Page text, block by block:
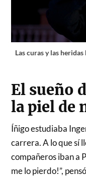
Las curas y las
El sueño
la piel de
Íñigo estudiaba
carrera. A lo que sí
compañeros iban a
me lo pierdo!”,